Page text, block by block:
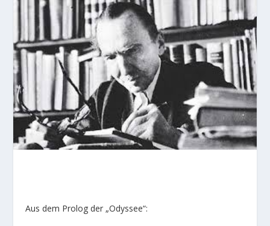
Aus dem Prolog der „Odyssee“: